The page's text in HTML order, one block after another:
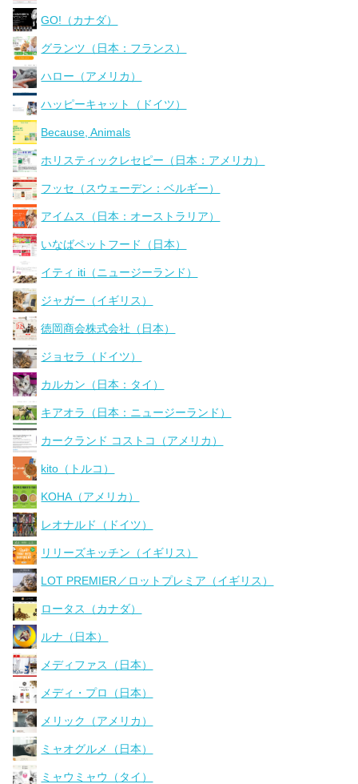
GO!（カナダ）
グランツ（日本：フランス）
ハロー（アメリカ）
ハッピーキャット（ドイツ）
Because, Animals
ホリスティックレセピー（日本：アメリカ）
フッセ（スウェーデン：ベルギー）
アイムス（日本：オーストラリア）
いなばペットフード（日本）
イティ iti（ニュージーランド）
ジャガー（イギリス）
徳岡商会株式会社（日本）
ジョセラ（ドイツ）
カルカン（日本：タイ）
キアオラ（日本：ニュージーランド）
カークランド コストコ（アメリカ）
kito（トルコ）
KOHA（アメリカ）
レオナルド（ドイツ）
リリーズキッチン（イギリス）
LOT PREMIER／ロットプレミア（イギリス）
ロータス（カナダ）
ルナ（日本）
メディファス（日本）
メディ・プロ（日本）
メリック（アメリカ）
ミャオグルメ（日本）
ミャウミャウ（タイ）